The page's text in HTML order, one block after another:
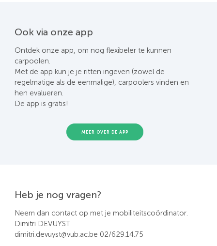
Ook via onze app
Ontdek onze app, om nog flexibeler te kunnen
carpoolen.
Met de app kun je je ritten ingeven (zowel de
regelmatige als de eenmalige), carpoolers vinden en
hen evalueren.
De app is gratis!
MEER OVER DE APP
Heb je nog vragen?
Neem dan contact op met je mobiliteitscoördinator.
Dimitri DEVUYST
dimitri.devuyst@vub.ac.be 02/629.14.75